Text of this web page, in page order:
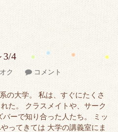
3/4
ク コメント
の大学。 私は、すぐにたくさ
た。 クラスメイトや、サーク
ーで知り合った人たち。 ミッ
ってきては 大学の講義室にま